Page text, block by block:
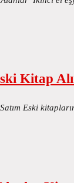
Kitap
Eski